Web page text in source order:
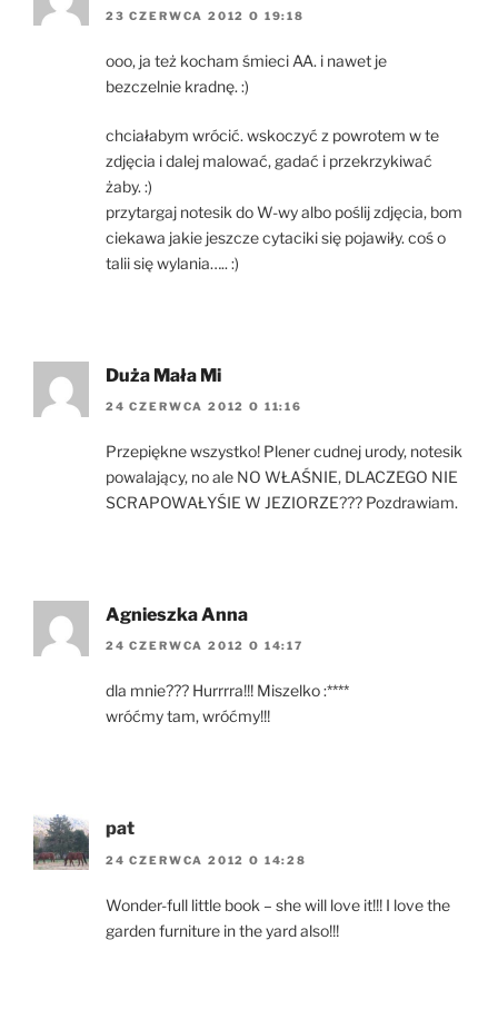
23 CZERWCA 2012 O 19:18
ooo, ja też kocham śmieci AA. i nawet je
bezczelnie kradnę. :)
chciałabym wrócić. wskoczyć z powrotem w te
zdjęcia i dalej malować, gadać i przekrzykiwać
żaby. :)
przytargaj notesik do W-wy albo poślij zdjęcia, bom
ciekawa jakie jeszcze cytaciki się pojawiły. coś o
talii się wylania….. :)
Duża Mała Mi
24 CZERWCA 2012 O 11:16
Przepiękne wszystko! Plener cudnej urody, notesik
powalający, no ale NO WŁAŚNIE, DLACZEGO NIE
SCRAPOWAŁYŚIE W JEZIORZE??? Pozdrawiam.
Agnieszka Anna
24 CZERWCA 2012 O 14:17
dla mnie??? Hurrrra!!! Miszelko :****
wróćmy tam, wróćmy!!!
pat
24 CZERWCA 2012 O 14:28
Wonder-full little book – she will love it!!! I love the
garden furniture in the yard also!!!